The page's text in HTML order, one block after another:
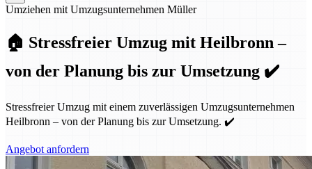
Umziehen mit Umzugsunternehmen Müller
🏠 Stressfreier Umzug mit Heilbronn –
von der Planung bis zur Umsetzung ✔️
Stressfreier Umzug mit einem zuverlässigen Umzugsunternehmen
Heilbronn – von der Planung bis zur Umsetzung. ✔️
Angebot anfordern